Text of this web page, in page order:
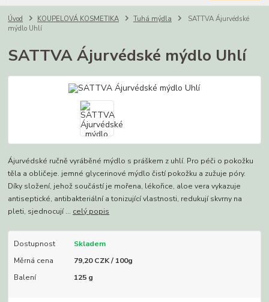
Úvod KOUPELOVÁ KOSMETIKA Tuhá mýdla
SATTVA Ájurvédské
mýdlo Uhlí
SATTVA Ájurvédské mýdlo Uhlí
Ájurvédské ručně vyráběné mýdlo s práškem z uhlí. Pro péči o pokožku
těla a obličeje. jemné glycerinové mýdlo čistí pokožku a zužuje póry.
Díky složení, jehož součástí je mořena, lékořice, aloe vera vykazuje
antiseptické, antibakteriální a tonizující vlastnosti, redukují skvrny na
pleti, sjednocují ... celý popis
Dostupnost
Skladem
Měrná cena
79,20 CZK / 100g
Balení
125 g